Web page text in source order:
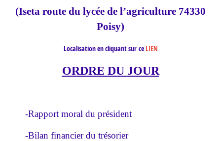
(Iseta route du lycée de l’agriculture 74330
Poisy)
Localisation en cliquant sur ceLIEN
ORDRE DU JOUR
-Rapport moral du président
-Bilan financier du trésorier